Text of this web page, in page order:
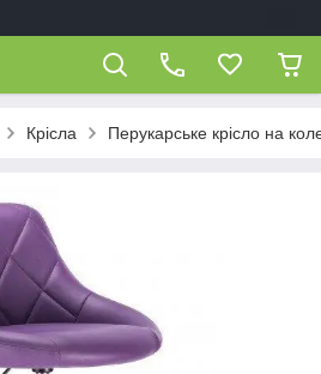
Крісла Перукарське крісло на